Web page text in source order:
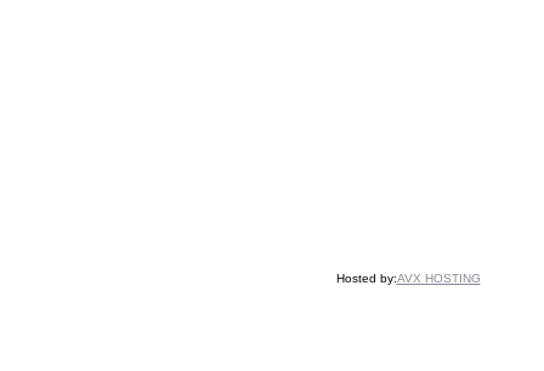
Hosted by:AVX HOSTING